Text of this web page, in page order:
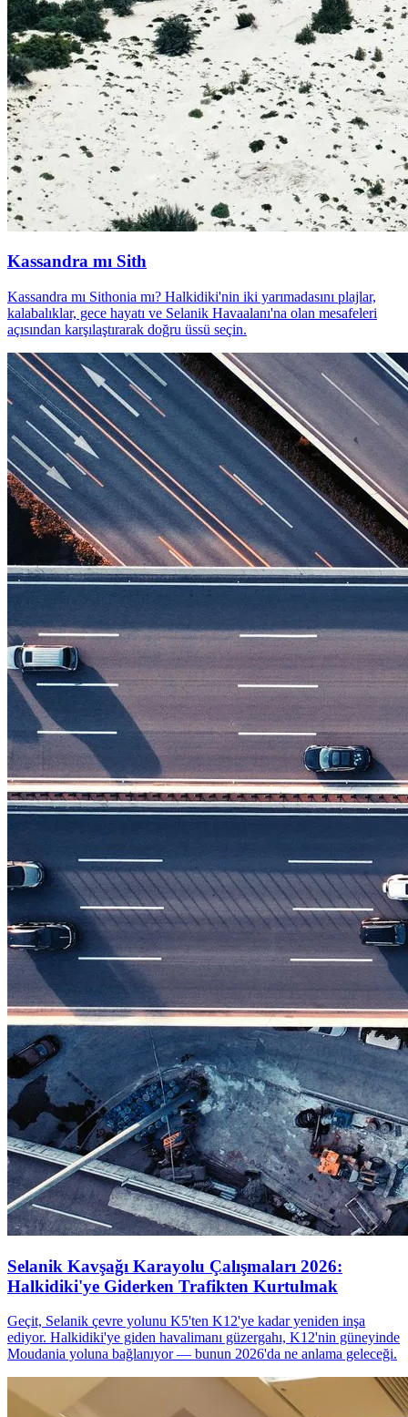
Kassandra mı Sith
Kassandra mı Sithonia mı? Halkidiki'nin iki yarımadasını plajlar,
kalabalıklar, gece hayatı ve Selanik Havaalanı'na olan mesafeleri
açısından karşılaştırarak doğru üssü seçin.
Selanik Kavşağı Karayolu Çalışmaları 2026:
Halkidiki'ye Giderken Trafikten Kurtulmak
Geçit, Selanik çevre yolunu K5'ten K12'ye kadar yeniden inşa
ediyor. Halkidiki'ye giden havalimanı güzergahı, K12'nin güneyinde
Moudania yoluna bağlanıyor — bunun 2026'da ne anlama geleceği.